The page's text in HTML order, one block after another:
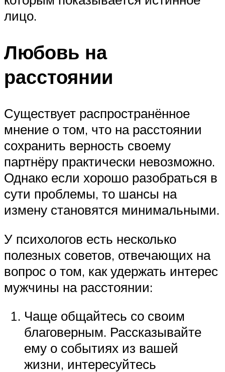
лицо.
Любовь на
расстоянии
Существует распространённое
мнение о том, что на расстоянии
сохранить верность своему
партнёру практически невозможно.
Однако если хорошо разобраться в
сути проблемы, то шансы на
измену становятся минимальными.
У психологов есть несколько
полезных советов, отвечающих на
вопрос о том, как удержать интерес
мужчины на расстоянии:
Чаще общайтесь со своим
благоверным. Рассказывайте
ему о событиях из вашей
жизни, интересуйтесь